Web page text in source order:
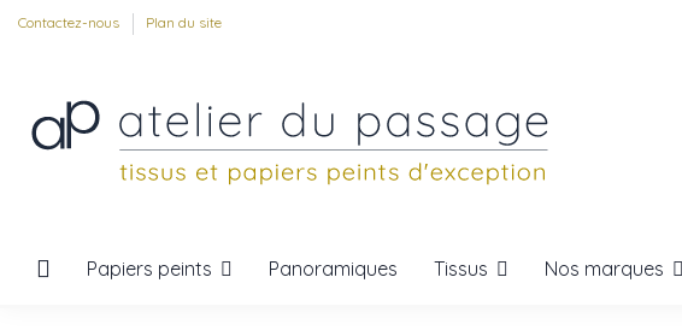
Contactez-nous Plan du site
Papiers peints Panoramiques Tissus Nos marques